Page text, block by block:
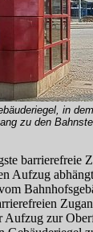
in
zu den
barrierefreie
Aufzug
Aufzug zur